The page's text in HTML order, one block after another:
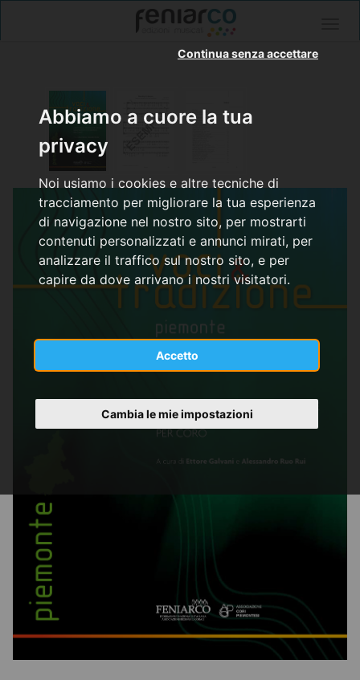
Abbiamo a cuore la tua
privacy
Noi usiamo i cookies e altre tecniche di
tracciamento per migliorare la tua esperienza
di navigazione nel nostro sito, per mostrarti
contenuti personalizzati e annunci mirati, per
analizzare il traffico sul nostro sito, e per
capire da dove arrivano i nostri visitatori.
Accetto
Continua senza accettare
Cambia le mie impostazioni